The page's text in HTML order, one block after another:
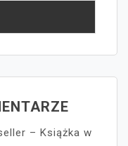
– Książka w